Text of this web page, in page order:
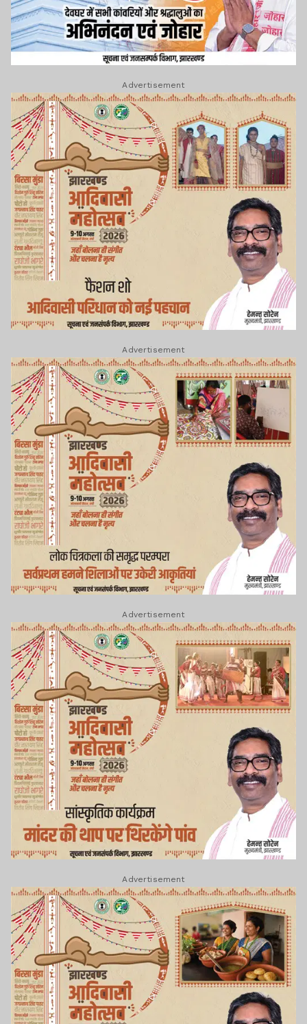
Advertisement
Advertisement
Advertisement
Advertisement